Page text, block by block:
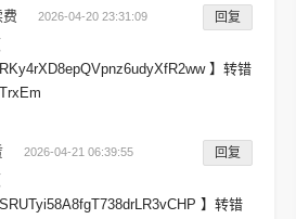
2026-04-20 23:31:09 回复
】转错
2026-04-21 06:39:55 回复
】转错